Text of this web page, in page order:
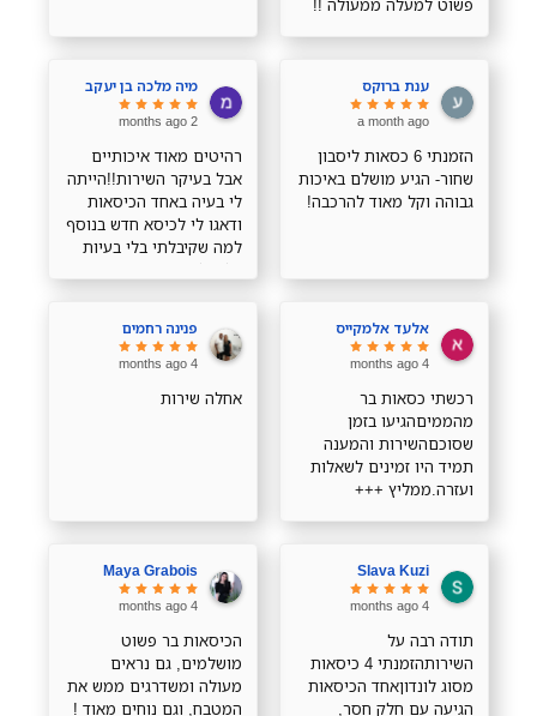
פשוט למעלה ממעולה !!
ענת ברוקס
a month ago
הזמנתי 6 כסאות ליסבון
שחור- הגיע מושלם באיכות
גבוהה וקל מאוד להרכבה!
מיה מלכה בן יעקב
2 months ago
רהיטים מאוד איכותיים
אבל בעיקר השירות!!הייתה
לי בעיה באחד הכיסאות
ודאגו לי לכיסא חדש בנוסף
למה שקיבלתי בלי בעיות
בלי כלום, השירות מדהים
אלעד אלמקייס
4 months ago
רכשתי כסאות בר
מהממיםהגיעו בזמן
שסוכםהשירות והמענה
תמיד היו זמינים לשאלות
ועזרה.ממליץ +++
פנינה רחמים
4 months ago
אחלה שירות
Slava Kuzi
4 months ago
תודה רבה על
השירותהזמנתי 4 כיסאות
מסוג לונדוןאחד הכיסאות
הגיעה עם חלק חסר,
Maya Grabois
4 months ago
הכיסאות בר פשוט
מושלמים, גם נראים
מעולה ומשדרגים ממש את
המטבח, וגם נוחים מאוד !